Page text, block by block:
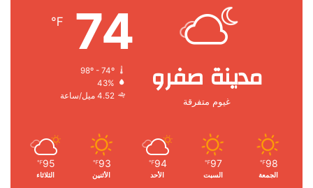
مدينة صفرو
غيوم متفرقة
74
℉
98º - 74º
43%
4.52 ميل/ساعة
98
℉
الجمعة
97
℉
السبت
94
℉
الأحد
93
℉
الأثنين
95
℉
الثلاثاء